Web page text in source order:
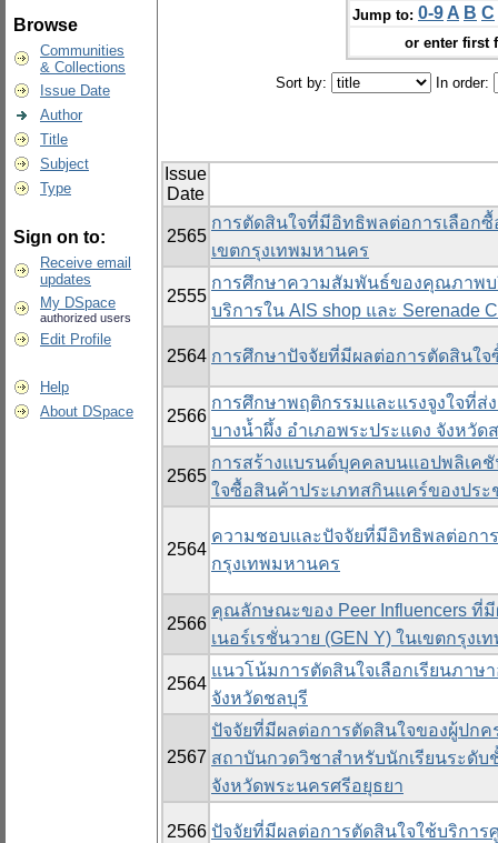
Browse
Communities
& Collections
Issue Date
Author
Title
Subject
Type
Sign on to:
Receive email
updates
My DSpace
authorized users
Edit Profile
Help
About DSpace
Jump to: 0-9 A B C
or enter first
Sort by: In order:
Issue
Date
2565
การตัดสินใจที่มีอิทธิพลต่อการเลือกซื้
เขตกรุงเทพมหานคร
2555
การศึกษาความสัมพันธ์ของคุณภาพบ
บริการใน AIS shop และ Serenade
2564 การศึกษาปัจจัยที่มีผลต่อการตัดสินใ
2566
การศึกษาพฤติกรรมและแรงจูงใจที่ส่
บางน้ำผึ้ง อำเภอพระประแดง จังหวัด
2565
การสร้างแบรนด์บุคคลบนแอปพลิเคชั
ใจซื้อสินค้าประเภทสกินแคร์ของปร
2564
ความชอบและปัจจัยที่มีอิทธิพลต่อกา
กรุงเทพมหานคร
2566
คุณลักษณะของ Peer Influencers ที่
เนอร์เรชั่นวาย (GEN Y) ในเขตกรุ
2564
แนวโน้มการตัดสินใจเลือกเรียนภาษ
จังหวัดชลบุรี
2567
ปัจจัยที่มีผลต่อการตัดสินใจของผู้ปก
สถาบันกวดวิชาสำหรับนักเรียนระดั
จังหวัดพระนครศรีอยุธยา
2566 ปัจจัยที่มีผลต่อการตัดสินใจใช้บริการ